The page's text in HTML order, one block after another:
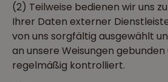
(2) Teilweise bedienen wir uns
Ihrer Daten externer
von uns sorgfältig ausgewählt
an unsere Weisungen
regelmäßig kontrolliert.